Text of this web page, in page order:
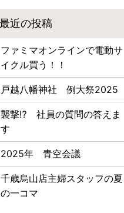
ファミマオンラインで電動サ
イクル買う！！
戸越八幡神社 例大祭2025
襲撃⁉ 社員の質問の答えま
す
2025年 青空会議
千歳烏山店主婦スタッフの夏
の一コマ